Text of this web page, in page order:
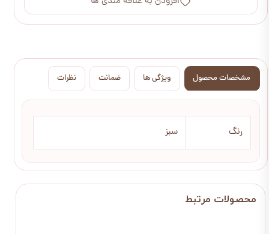
مشخصات محصول ویژگی ها ضمانت نظرات
رنگ سبز